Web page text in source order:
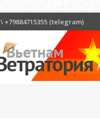
\ +79884715355 (telegram)